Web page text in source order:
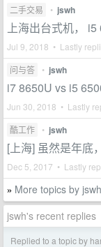
二手交易 • jswh
上海出台式机，
Jul 9, 2018 • Lastly
问与答 • jswh
i7 8650U vs i5
Jun 30, 2018 • Lastly
酷工作 • jswh
[上海] 虽然是年底
Dec 5, 2017 • Lastly
» More topics by jswh
jswh's recent replies
Replied to a topic by